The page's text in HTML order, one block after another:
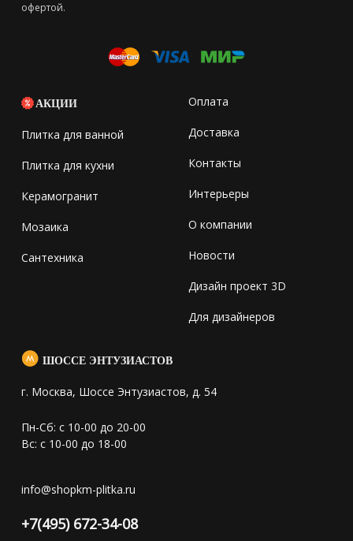
офертой.
АКЦИИ
Плитка для ванной
Плитка для кухни
Керамогранит
Мозаика
Сантехника
Оплата
Доставка
Контакты
Интерьеры
О компании
Новости
Дизайн проект 3D
Для дизайнеров
ШОССЕ ЭНТУЗИАСТОВ
г. Москва, Шоссе Энтузиастов, д. 54
Пн-Сб: с 10-00 до 20-00
Вс: с 10-00 до 18-00
info@shopkm-plitka.ru
+7(495) 672-34-08